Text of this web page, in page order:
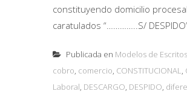
constituyendo domicilio
caratulados “…………..S/
Publicada en Modelos de Escritos
cobro, comercio, CONSTITUCIONAL,
Laboral, DESCARGO, DESPIDO,